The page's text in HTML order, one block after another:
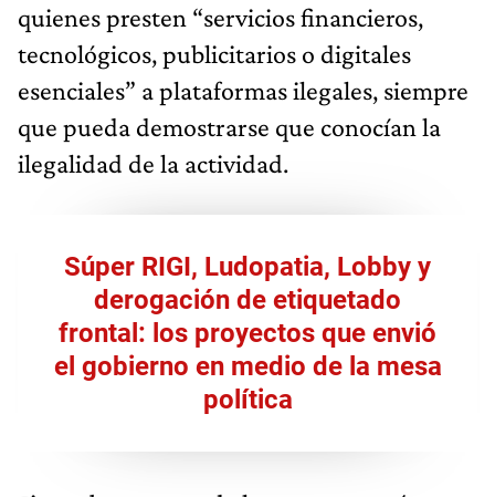
quienes presten “servicios financieros,
tecnológicos, publicitarios o digitales
esenciales” a plataformas ilegales, siempre
que pueda demostrarse que conocían la
ilegalidad de la actividad.
Súper RIGI, Ludopatia, Lobby y
derogación de etiquetado
frontal: los proyectos que envió
el gobierno en medio de la mesa
política